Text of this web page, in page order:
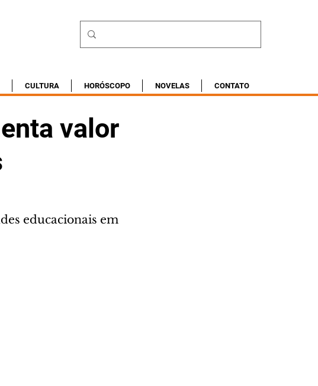
CULTURA HORÓSCOPO NOVELAS CONTATO
valor
educacionais em